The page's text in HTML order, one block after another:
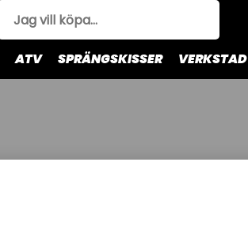
ATV SPRÄNGSKISSER VERKSTAD